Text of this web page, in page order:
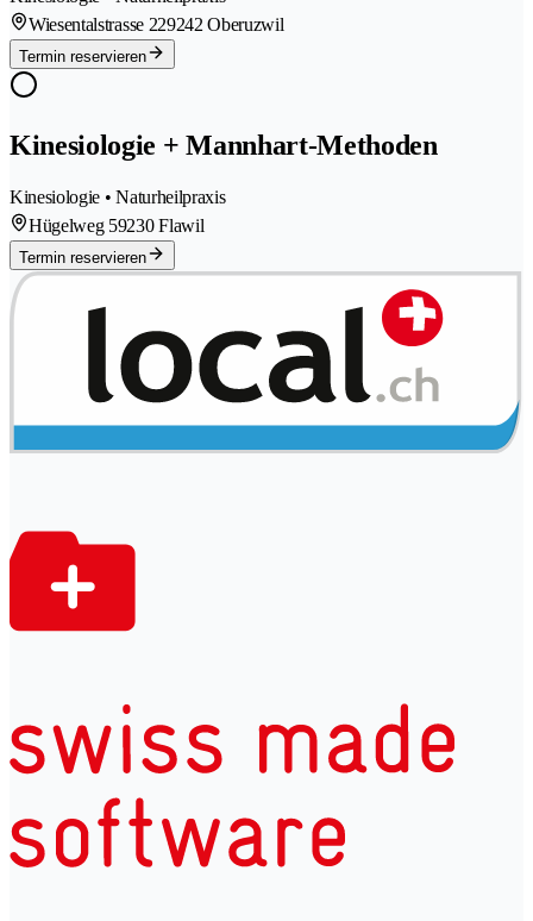
Wiesentalstrasse 229242 Oberuzwil
Termin reservieren
Kinesiologie + Mannhart-Methoden
Kinesiologie • Naturheilpraxis
Hügelweg 59230 Flawil
Termin reservieren